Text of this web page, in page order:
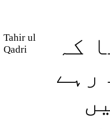
Tahir ul
Qadri
کہ
رہے